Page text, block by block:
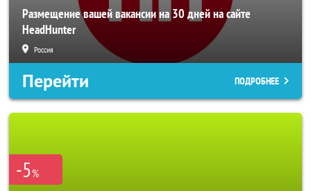
Размещение вашей вакансии на 30 дней на сайте
HeadHunter
Россия
Перейти ПОДРОБНЕЕ
-5%